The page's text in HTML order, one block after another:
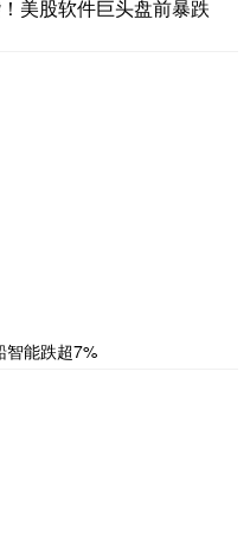
美股软件巨头盘前暴跌
智能跌超7%